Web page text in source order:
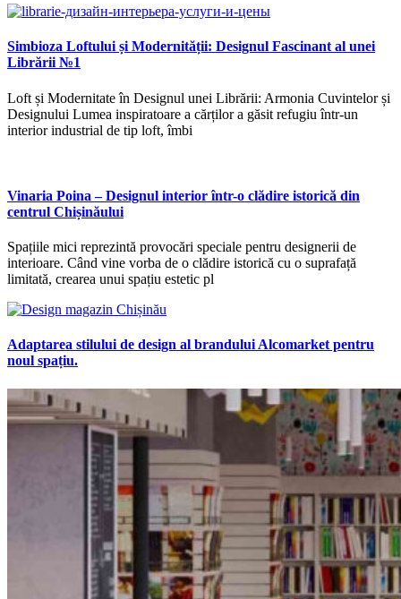
Simbioza Loftului și Modernității: Designul Fascinant al unei
Librării №1
Loft și Modernitate în Designul unei Librării: Armonia Cuvintelor și
Designului Lumea inspiratoare a cărților a găsit refugiu într-un
interior industrial de tip loft, îmbi
Vinaria Poina – Designul interior într-o clădire istorică din
centrul Chișinăului
Spațiile mici reprezintă provocări speciale pentru designerii de
interioare. Când vine vorba de o clădire istorică cu o suprafață
limitată, crearea unui spațiu estetic pl
Adaptarea stilului de design al brandului Alcomarket pentru
noul spațiu.